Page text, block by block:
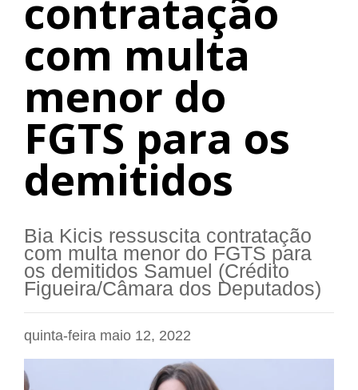
contratação
com multa
menor do
FGTS para os
demitidos
Bia Kicis ressuscita contratação
com multa menor do FGTS para
os demitidos Samuel (Crédito
Figueira/Câmara dos Deputados)
quinta-feira maio 12, 2022